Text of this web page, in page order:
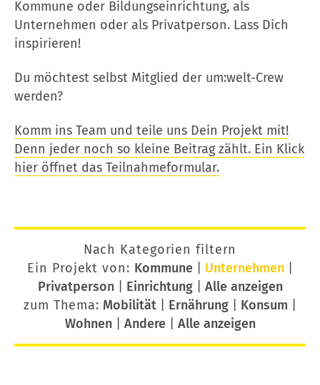
Kommune oder Bildungseinrichtung, als
Unternehmen oder als Privatperson. Lass Dich
inspirieren!
Du möchtest selbst Mitglied der um:welt-Crew
werden?
Komm ins Team und teile uns Dein Projekt mit!
Denn jeder noch so kleine Beitrag zählt. Ein Klick
hier öffnet das Teilnahmeformular.
Nach Kategorien filtern
Ein Projekt von: Kommune| Unternehmen|
Privatperson| Einrichtung| Alle anzeigen
zum Thema: Mobilität Ernährung Konsum
Wohnen| Andere| Alle anzeigen